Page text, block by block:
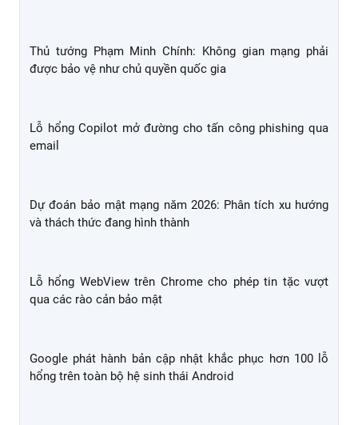
Cập nhật bản vá lỗ hổng bảo mật tháng 3/2026
được bảo vệ như chủ quyền quốc gia